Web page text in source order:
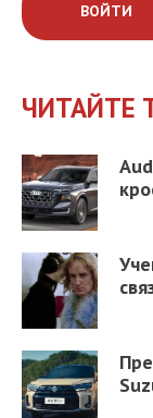
ВОЙТИ
ЧИТАЙТЕ